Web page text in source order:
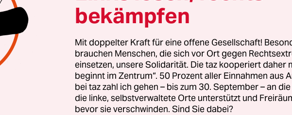
von vier Anbietern das günstigste Angebot ab und legte
Entwurf für neue Toiletten vor.
bewährten Händen“, sagte die parteilose Grünen-nahe
Zahl und Qualität würden sich deutlich erhöhen.
war 2016 noch unter der rot-schwarzen Koalition eine
des über 20 Jahre alten Vertrags mit Wall zum Jahresende
nämlich vor, dass sich das Unternehmen um die
bekämpfen
Mit doppelter Kraft für eine offene Gesellschaft!
brauchen Menschen, die sich vor Ort gegen
einsetzen, unsere Solidarität. Die taz kooperiert daher
beginnt im Zentrum“. 50 Prozent aller Einnahmen aus
bei taz zahl ich gehen – bis zum 30. September – an
die linke, selbstverwaltete Orte unterstützt und
bevor sie verschwinden. Sind Sie dabei?